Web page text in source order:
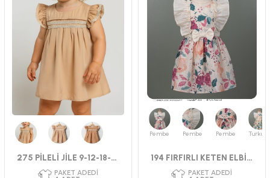
275 PİLELİ JİLE 9-12-18-24 AY
Pembe Pembe Pembe
194 FIRFIRLI KETEN ELBİSE